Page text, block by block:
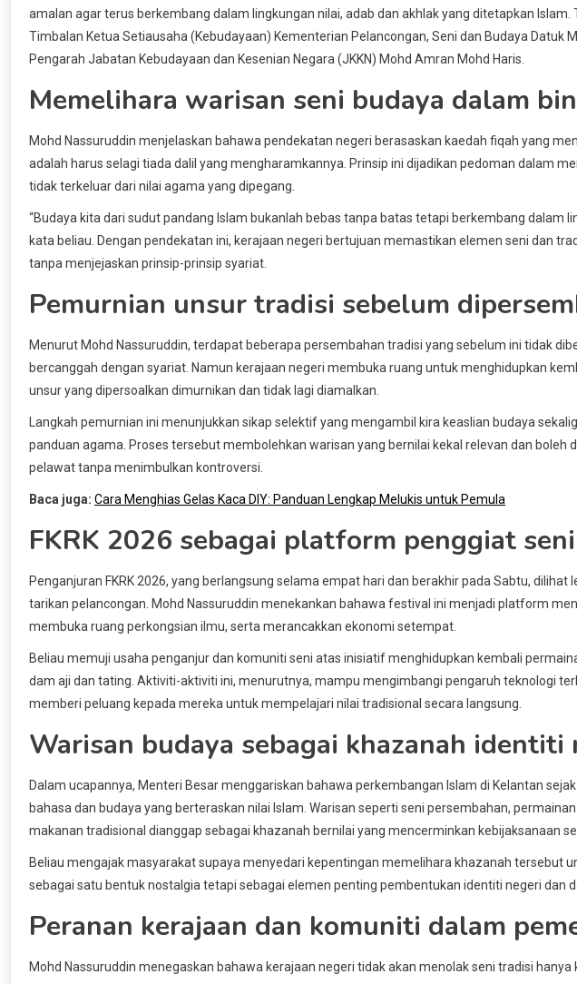
amalan agar terus berkembang dalam lingkungan nilai, adab dan akhlak yang ditetapkan
Timbalan Ketua Setiausaha (Kebudayaan) Kementerian Pelancongan, Seni dan Budaya Datuk
Pengarah Jabatan Kebudayaan dan Kesenian Negara (JKKN) Mohd Amran Mohd Haris.
Memelihara warisan seni budaya dalam
Mohd Nassuruddin menjelaskan bahawa pendekatan negeri berasaskan kaedah fiqah yang
adalah harus selagi tiada dalil yang mengharamkannya. Prinsip ini dijadikan pedoman dalam
tidak terkeluar dari nilai agama yang dipegang.
“Budaya kita dari sudut pandang Islam bukanlah bebas tanpa batas tetapi berkembang dalam
kata beliau. Dengan pendekatan ini, kerajaan negeri bertujuan memastikan elemen seni dan
tanpa menjejaskan prinsip-prinsip syariat.
Pemurnian unsur tradisi sebelum
Menurut Mohd Nassuruddin, terdapat beberapa persembahan tradisi yang sebelum ini tidak
bercanggah dengan syariat. Namun kerajaan negeri membuka ruang untuk menghidupkan
unsur yang dipersoalkan dimurnikan dan tidak lagi diamalkan.
Langkah pemurnian ini menunjukkan sikap selektif yang mengambil kira keaslian budaya
panduan agama. Proses tersebut membolehkan warisan yang bernilai kekal relevan dan boleh
pelawat tanpa menimbulkan kontroversi.
Baca juga: Cara Menghias Gelas Kaca DIY: Panduan Lengkap Melukis untuk Pemula
FKRK 2026 sebagai platform penggiat
Penganjuran FKRK 2026, yang berlangsung selama empat hari dan berakhir pada Sabtu,
tarikan pelancongan. Mohd Nassuruddin menekankan bahawa festival ini menjadi platform
membuka ruang perkongsian ilmu, serta merancakkan ekonomi setempat.
Beliau memuji usaha penganjur dan komuniti seni atas inisiatif menghidupkan kembali
dam aji dan tating. Aktiviti-aktiviti ini, menurutnya, mampu mengimbangi pengaruh teknologi
memberi peluang kepada mereka untuk mempelajari nilai tradisional secara langsung.
Warisan budaya sebagai khazanah identiti
Dalam ucapannya, Menteri Besar menggariskan bahawa perkembangan Islam di Kelantan
bahasa dan budaya yang berteraskan nilai Islam. Warisan seperti seni persembahan,
makanan tradisional dianggap sebagai khazanah bernilai yang mencerminkan kebijaksanaan
Beliau mengajak masyarakat supaya menyedari kepentingan memelihara khazanah tersebut
sebagai satu bentuk nostalgia tetapi sebagai elemen penting pembentukan identiti negeri dan
Peranan kerajaan dan komuniti dalam
Mohd Nassuruddin menegaskan bahawa kerajaan negeri tidak akan menolak seni tradisi